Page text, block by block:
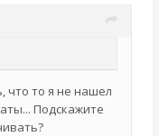
что то я не нашел
Подскажите